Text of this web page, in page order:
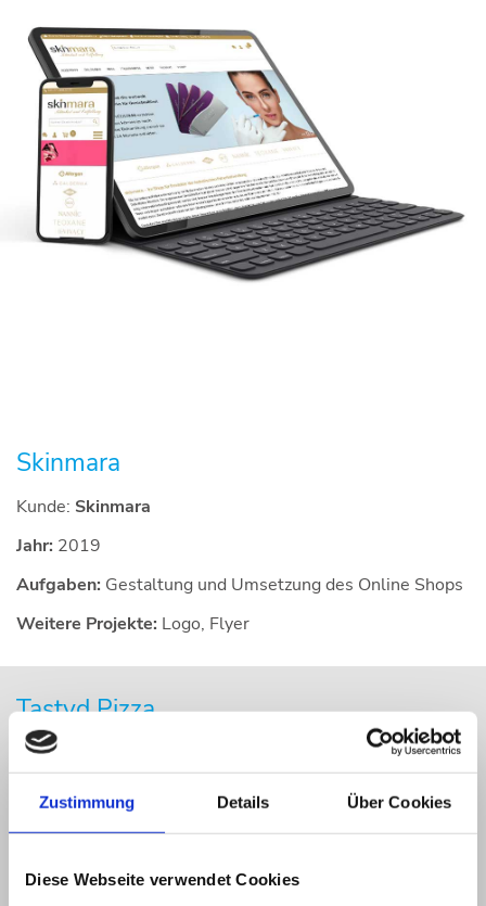
Zustimmung Details Über Cookies
Diese Webseite verwendet Cookies
Skinmara
Kunde: Skinmara
Jahr: 2019
Aufgaben: Gestaltung und Umsetzung des Online Shops
Weitere Projekte: Logo, Flyer
Tastyd Pizza
Kunde:
Jahr:
2019
Aufgaben:Online Shop für Essen Lieferservice